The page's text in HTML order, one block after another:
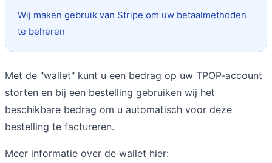
Wij maken gebruik van Stripe om uw betaalmethoden
te beheren
Met de "wallet" kunt u een bedrag op uw TPOP-account
storten en bij een bestelling gebruiken wij het
beschikbare bedrag om u automatisch voor deze
bestelling te factureren.
Meer informatie over de wallet hier: